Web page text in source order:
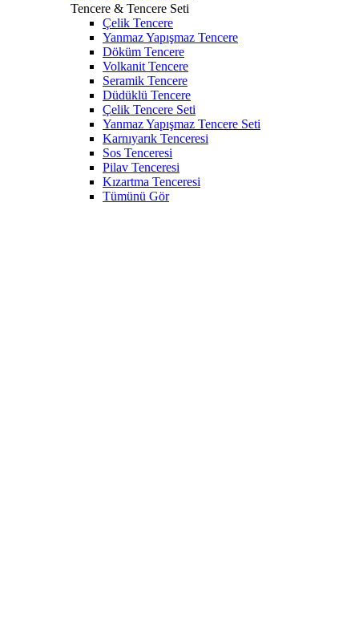
Tencere & Tencere Seti
Çelik Tencere
Yanmaz Yapışmaz Tencere
Döküm Tencere
Volkanit Tencere
Seramik Tencere
Düdüklü Tencere
Çelik Tencere Seti
Yanmaz Yapışmaz Tencere Seti
Karnıyarık Tenceresi
Sos Tenceresi
Pilav Tenceresi
Kızartma Tenceresi
Tümünü Gör